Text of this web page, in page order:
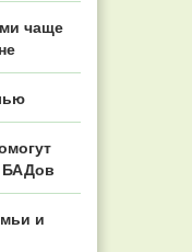
чаще
БАДов
и